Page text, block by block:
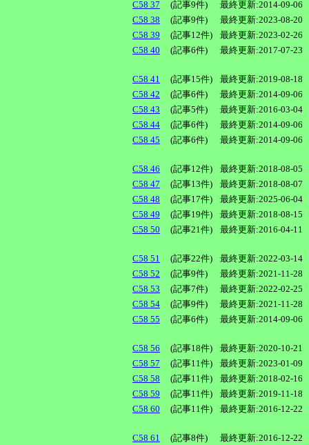
C58 37
(記事9件)
最終更新:2014-09-06
C58 38
(記事9件)
最終更新:2023-08-20
C58 39
(記事12件)
最終更新:2023-02-26
C58 40
(記事6件) 最終更新:2017-07-23
C58 41 (記事15件)
最終更新:2019-08-18
C58 42
(記事6件)
最終更新:2014-09-06
C58 43
(記事5件)
最終更新:2016-03-04
C58 44
(記事6件)
最終更新:2014-09-06
C58 45
(記事6件) 最終更新:2014-09-06
C58 46 (記事12件)
最終更新:2018-08-05
C58 47
(記事13件)
最終更新:2018-08-07
C58 48
(記事17件)
最終更新:2025-06-04
C58 49
(記事19件)
最終更新:2018-08-15
C58 50
(記事21件) 最終更新:2016-04-11
C58 51 (記事22件)
最終更新:2022-03-14
C58 52
(記事9件)
最終更新:2021-11-28
C58 53
(記事7件)
最終更新:2022-02-25
C58 54
(記事9件)
最終更新:2021-11-28
C58 55
(記事6件) 最終更新:2014-09-06
C58 56 (記事18件)
最終更新:2020-10-21
C58 57
(記事11件)
最終更新:2023-01-09
C58 58
(記事11件)
最終更新:2018-02-16
C58 59
(記事11件)
最終更新:2019-11-18
C58 60
(記事11件) 最終更新:2016-12-22
C58 61 (記事8件)
最終更新:2016-12-22